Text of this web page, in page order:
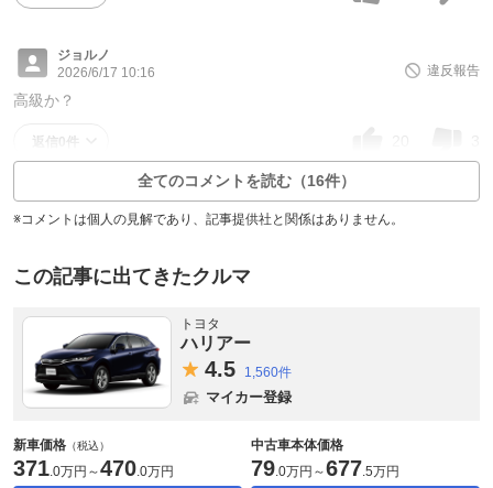
ジョルノ
2026/6/17 10:16
違反報告
高級か？
返信0件
全てのコメントを読む（16件）
※コメントは個人の見解であり、記事提供社と関係はありません。
この記事に出てきたクルマ
トヨタ
ハリアー
4.5 1,560件
マイカー登録
新車価格 （税込）
371.0万円 ～470.0万円
中古車本体価格
79.0万円 ～677.5万円